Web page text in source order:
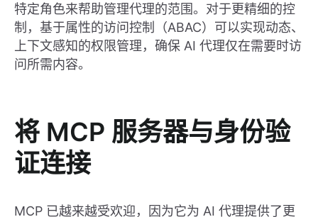
特定角色来帮助管理代理的范围。对于更精细的控
制，基于属性的访问控制（ABAC）可以实现动态、
上下文感知的权限管理，确保 AI 代理仅在需要时访
问所需内容。
将 MCP 服务器与身份验
证连接
MCP 已越来越受欢迎，因为它为 AI 代理提供了更